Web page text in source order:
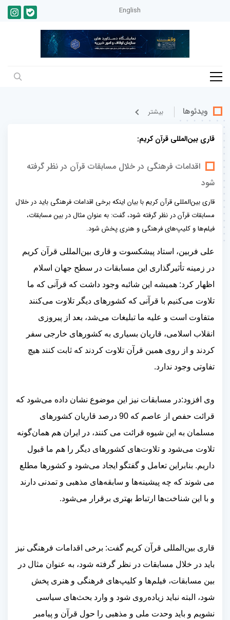
English
ویدئوها بيشتر
قاری بین‌المللی قرآن کریم:
اقدامات فرهنگی در خلال مسابقات قرآن در نظر گرفته
شود
قاری بین‌المللی قرآن کریم با بیان اینکه برخی اقدامات فرهنگی باید در خلال
مسابقات قرآن در نظر گرفته شود، گفت: به عنوان مثال در بین مسابقات،
فیلم‌ها و کلیپ‌های فرهنگی و هنری پخش شود.
علی فربین، استاد پیشکسوت و قاری بین‌المللی قرآن کریم
در زمینه تأثیرگذاری این مسابقات در سطح جهان اسلام
اظهار کرد: همیشه این شائبه وجود داشت که قرآنی که ما
تلاوت می‌کنیم با قرآنی که کشورهای دیگر تلاوت می‌کنند
متفاوت است و علیه ما تبلیغات می‌شد، بعد از پیروزی
انقلاب اسلامی، قاریان بسیاری به کشورهای خارجی سفر
کردند و از روی همین قرآن تلاوت کردند که ثابت کنند هیچ
تفاوتی وجود ندارد.
وی افزود:در مسابقات نیز این موضوع نشان داده می‌شود که
قرائت حفص از عاصم که 90 درصد قاریان کشورهای
مسلمان به این شیوه قرائت می کنند، در ایران هم همان‌گونه
تلاوت می‌شود و تلاوت‌های کشورهای دیگر را هم ما قبول
داریم. بنابراین تعامل و گفتگو ایجاد می‌شود و کشورها مطلع
می شوند که چه پیشینه‌ها و سابقه‌های مذهبی و تمدنی دارند
و با این شناخت‌ها ارتباط بهتری برقرار می‌شود.
قاری بین‌المللی قرآن کریم گفت: برخی اقدامات فرهنگی نیز
باید در خلال مسابقات در نظر گرفته شود، به عنوان مثال در
بین مسابقات، فیلم‌ها و کلیپ‌های فرهنگی و هنری پخش
شود، البته نباید زیاده‌روی شود و وارد بحث‌های سیاسی
نشویم و باید وحدت ملی و مذهبی را حول قرآن و پیامبر